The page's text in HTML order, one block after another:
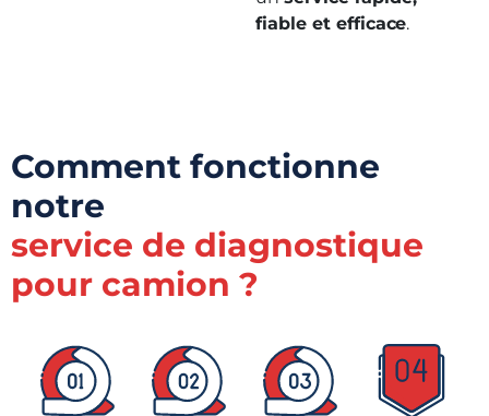
fiable et efficace.
Comment fonctionne
notre
service de diagnostique
pour camion ?